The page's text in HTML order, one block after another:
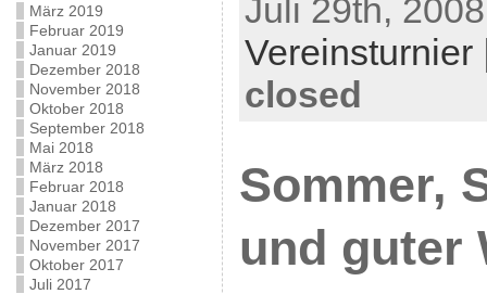
März 2019
Februar 2019
Januar 2019
Dezember 2018
November 2018
Oktober 2018
September 2018
Mai 2018
März 2018
Februar 2018
Januar 2018
Dezember 2017
November 2017
Oktober 2017
Juli 2017
Juli 29th,
Vereinsturnier
closed
Sommer,
und guter